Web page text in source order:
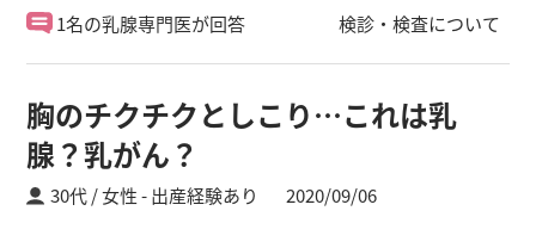
検診・検査について
1名の乳腺専門医が回答
胸のチクチクとしこり…これは乳
腺？乳がん？
30代 / 女性 出産経験あり 2020/09/06